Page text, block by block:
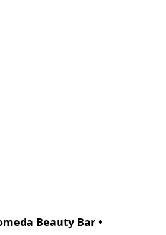
Beauty Bar •